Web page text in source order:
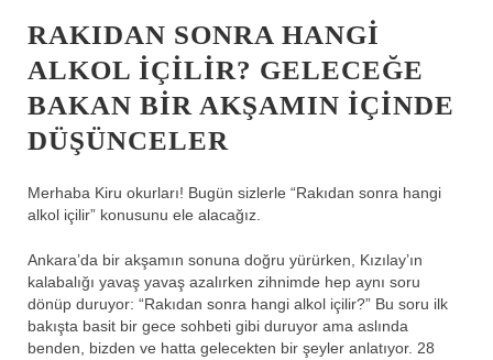
RAKIDAN SONRA HANGI
ALKOL IÇILIR? GELECEĞE
BAKAN BIR AKŞAMIN IÇINDE
DÜŞÜNCELER
Merhaba Kiru okurları! Bugün sizlerle “Rakıdan sonra hangi
alkol içilir” konusunu ele alacağız.
Ankara’da bir akşamın sonuna doğru yürürken, Kızılay’ın
kalabalığı yavaş yavaş azalırken zihnimde hep aynı soru
dönüp duruyor: “Rakıdan sonra hangi alkol içilir?” Bu soru ilk
bakışta basit bir gece sohbeti gibi duruyor ama aslında
benden, bizden ve hatta gelecekten bir şeyler anlatıyor. 28